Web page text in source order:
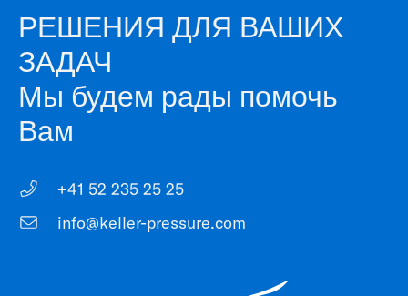
РЕШЕНИЯ ДЛЯ ВАШИХ
ЗАДАЧ
Мы будем рады помочь
Вам
+41 52 235 25 25
info@keller-pressure.com